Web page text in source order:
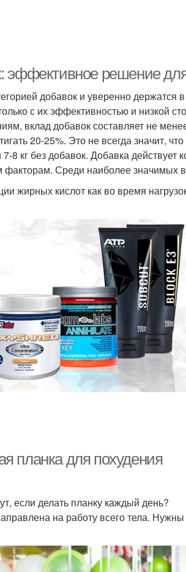
эффективное решение
добавок и уверенно держатся
с их эффективностью и низкой
вклад добавок составляет не
20-25%. Это не всегда значит,
8 кг без добавок. Добавка действует
факторам. Среди наиболее значимых
жирных кислот как во время
планка для похудения
если делать планку каждый день?
на работу всего тела.